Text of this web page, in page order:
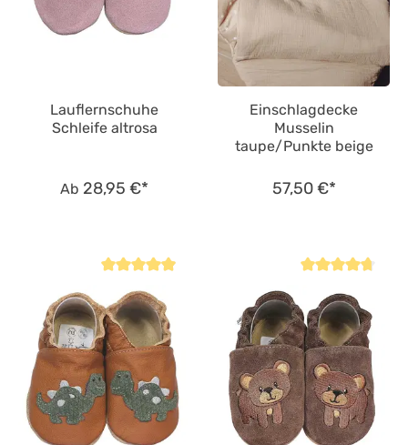
Lauflernschuhe
Schleife altrosa
Ab 28,95 €*
Einschlagdecke
Musselin
taupe/Punkte beige
57,50 €*